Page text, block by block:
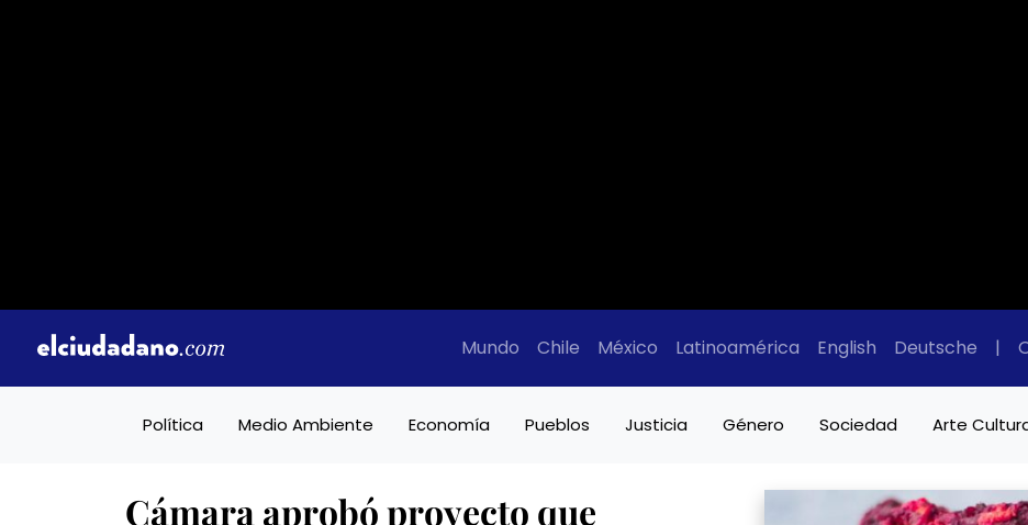
Mundo Chile México Latinoamérica English Deutsche |
Política Medio Ambiente Economía Pueblos Justicia Género Sociedad Arte
Cámara aprobó proyecto que